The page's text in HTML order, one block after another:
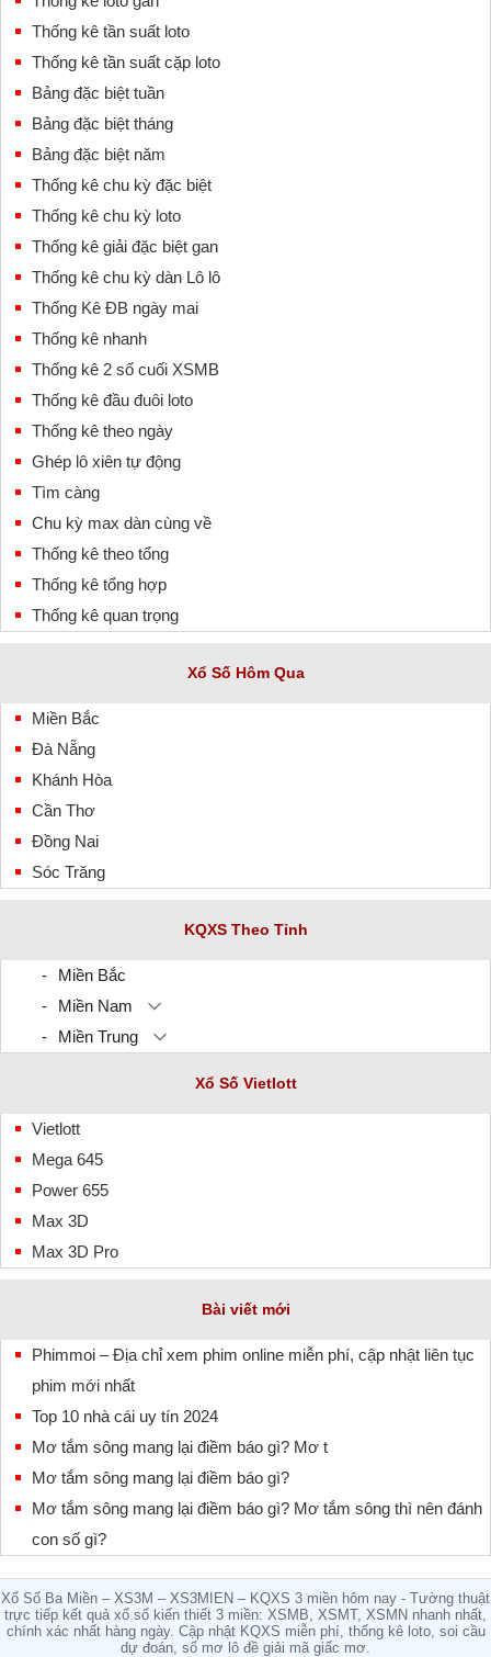
Thống kê tần suất loto
Thống kê tần suất cặp loto
Bảng đặc biệt tuần
Bảng đặc biệt tháng
Bảng đặc biệt năm
Thống kê chu kỳ đặc biệt
Thống kê chu kỳ loto
Thống kê giải đặc biệt gan
Thống kê chu kỳ dàn Lô lô
Thống Kê ĐB ngày mai
Thống kê nhanh
Thống kê 2 số cuối XSMB
Thống kê đầu đuôi loto
Thống kê theo ngày
Ghép lô xiên tự động
Tìm càng
Chu kỳ max dàn cùng về
Thống kê theo tổng
Thống kê tổng hợp
Thống kê quan trọng
Xổ Số Hôm Qua
Miền Bắc
Đà Nẵng
Khánh Hòa
Cần Thơ
Đồng Nai
Sóc Trăng
KQXS Theo Tỉnh
Miền Bắc
Miền Nam
Miền Trung
Xổ Số Vietlott
Vietlott
Mega 645
Power 655
Max 3D
Max 3D Pro
Bài viết mới
Phimmoi – Địa chỉ xem phim online miễn phí, cập nhật liên tục
phim mới nhất
Top 10 nhà cái uy tín 2024
Mơ tắm sông mang lại điềm báo gì? Mơ t
Mơ tắm sông mang lại điềm báo gì?
Mơ tắm sông mang lại điềm báo gì? Mơ tắm sông thì nên đánh
con số gì?
Xổ Số Ba Miền – XS3M – XS3MIEN – KQXS 3 miền hôm nay - Tường thuật
trực tiếp kết quả xổ số kiến thiết 3 miền: XSMB, XSMT, XSMN nhanh nhất,
chính xác nhất hàng ngày. Cập nhật KQXS miễn phí, thống kê loto, soi cầu
dự đoán, sổ mơ lô đề giải mã giấc mơ.